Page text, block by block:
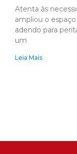
Atenta às
ampliou o
adendo para
um
Leia Mais